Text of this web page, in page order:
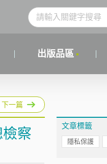
出版品區
下一篇
察
文章標籤
隱私保護